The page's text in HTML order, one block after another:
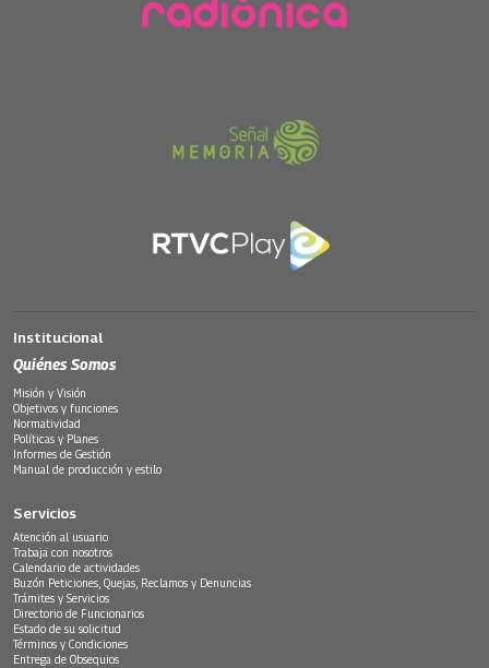
Institucional
Quiénes Somos
Misión y Visión
Objetivos y funciones
Normatividad
Políticas y Planes
Informes de Gestión
Manual de producción y estilo
Servicios
Atención al usuario
Trabaja con nosotros
Calendario de actividades
Buzón Peticiones, Quejas, Reclamos y Denuncias
Trámites y Servicios
Directorio de Funcionarios
Estado de su solicitud
Términos y Condiciones
Entrega de Obsequios